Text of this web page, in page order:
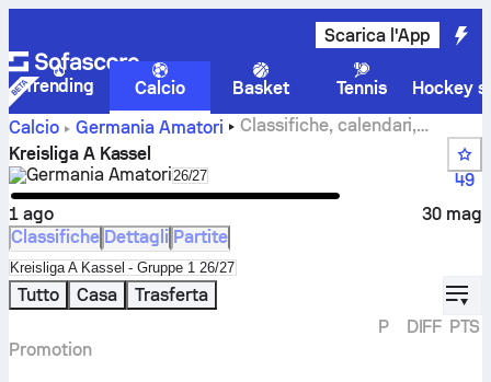
Scarica l'App
Trending Calcio Basket Tennis
Hockey
Calcio
GermaniaAmatori
Classifiche, calendari,
risultati e statistiche di Kreisliga A Kassel
Kreisliga A Kassel
Germania AmatoriSelect season in unique tournament
26/27
49
1 ago
30 mag
Classifiche Dettagli Partite
Select standings table in tournament standings
Kreisliga A Kassel - Gruppe 1 26/27
Tutto Casa Trasferta
P
DIFF PTS
Promotion